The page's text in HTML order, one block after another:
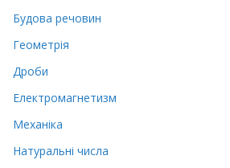
Будова речовин
Геометрія
Дроби
Електромагнетизм
Механіка
Натуральні числа